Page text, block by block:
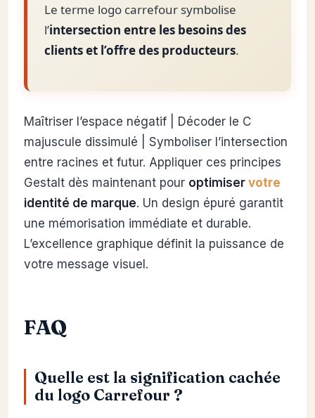
Le terme logo carrefour symbolise
l’intersection entre les besoins des
clients et l’offre des producteurs.
Maîtriser l’espace négatif | Décoder le C
majuscule dissimulé | Symboliser l’intersection
entre racines et futur. Appliquer ces principes
Gestalt dès maintenant pour optimiser votre
identité de marque. Un design épuré garantit
une mémorisation immédiate et durable.
L’excellence graphique définit la puissance de
votre message visuel.
FAQ
Quelle est la signification cachée
du logo Carrefour ?